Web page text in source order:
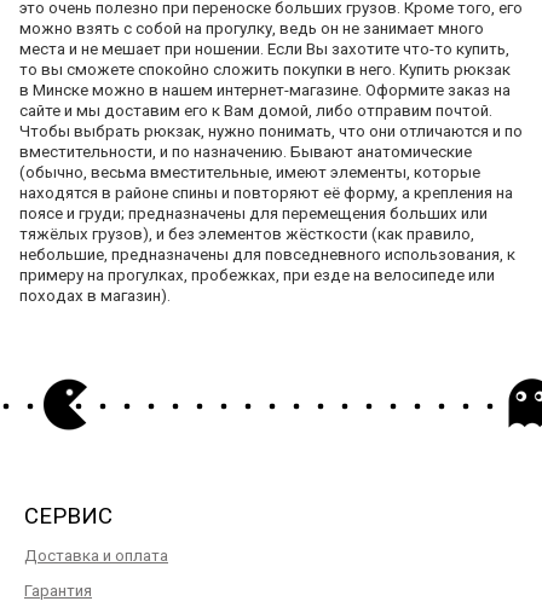
это очень полезно при переноске больших грузов. Кроме того, его
можно взять с собой на прогулку, ведь он не занимает много
места и не мешает при ношении. Если Вы захотите что-то купить,
то вы сможете спокойно сложить покупки в него. Купить рюкзак
в Минске можно в нашем интернет-магазине. Оформите заказ на
сайте и мы доставим его к Вам домой, либо отправим почтой.
Чтобы выбрать рюкзак, нужно понимать, что они отличаются и по
вместительности, и по назначению. Бывают анатомические
(обычно, весьма вместительные, имеют элементы, которые
находятся в районе спины и повторяют её форму, а крепления на
поясе и груди; предназначены для перемещения больших или
тяжёлых грузов), и без элементов жёсткости (как правило,
небольшие, предназначены для повседневного использования, к
примеру на прогулках, пробежках, при езде на велосипеде или
походах в магазин).
СЕРВИС
Доставка и оплата
Гарантия